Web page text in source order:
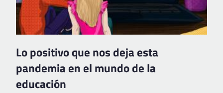
Lo positivo que nos deja esta
pandemia en el mundo de la
educación